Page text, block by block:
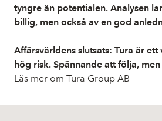
tyngre än potentialen. Analysen
billig, men också av en god
Affärsvärldens slutsats: Tura är
hög risk. Spännande att följa,
Läs mer om Tura Group AB